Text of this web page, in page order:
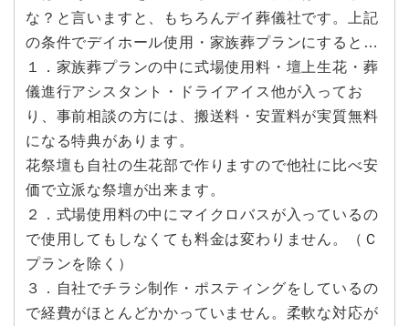
な？と言いますと、もちろんデイ葬儀社です。上記
の条件でデイホール使用・家族葬プランにすると…
１．家族葬プランの中に式場使用料・壇上生花・葬
儀進行アシスタント・ドライアイス他が入ってお
り、事前相談の方には、搬送料・安置料が実質無料
になる特典があります。
花祭壇も自社の生花部で作りますので他社に比べ安
価で立派な祭壇が出来ます。
２．式場使用料の中にマイクロバスが入っているの
で使用してもしなくても料金は変わりません。（Ｃ
プランを除く）
３．自社でチラシ制作・ポスティングをしているの
で経費がほとんどかかっていません。柔軟な対応が